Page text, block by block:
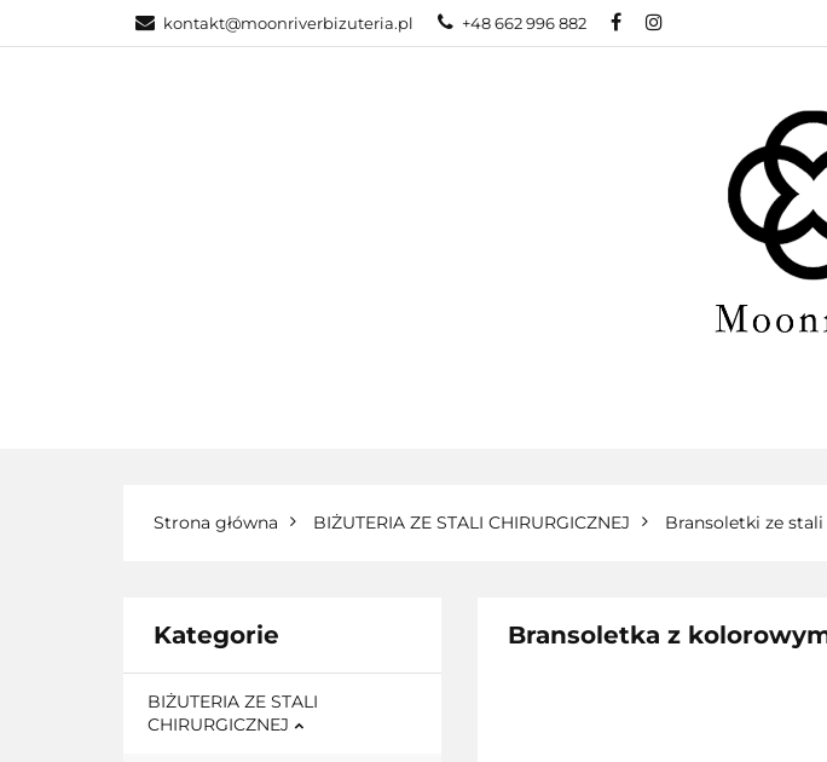
kontakt@moonriverbizuteria.pl +48 662 996 882
KATEGORIE
Strona główna BIŻUTERIA ZE STALI CHIRURGICZNEJ Bransoletki ze
Kategorie
BIŻUTERIA ZE STALI
CHIRURGICZNEJ
Bransoletka z